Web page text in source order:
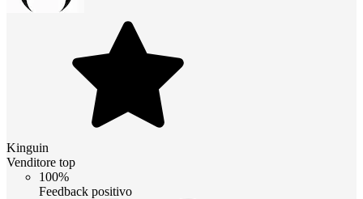
Kinguin
Venditore top
100%
Feedback positivo